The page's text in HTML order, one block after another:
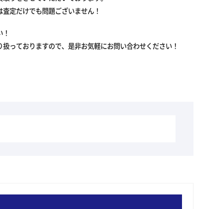
定だけでも問題ございません！
っておりますので、是非お気軽にお問い合わせください！